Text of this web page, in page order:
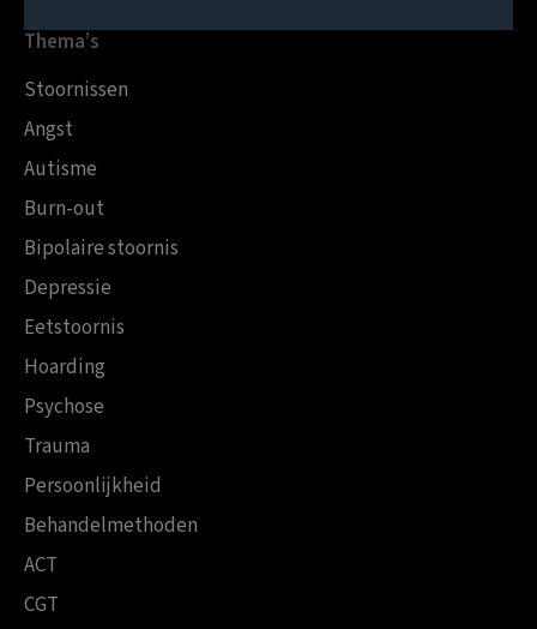
Thema’s
Stoornissen
Angst
Autisme
Burn-out
Bipolaire stoornis
Depressie
Eetstoornis
Hoarding
Psychose
Trauma
Persoonlijkheid
Behandelmethoden
ACT
CGT